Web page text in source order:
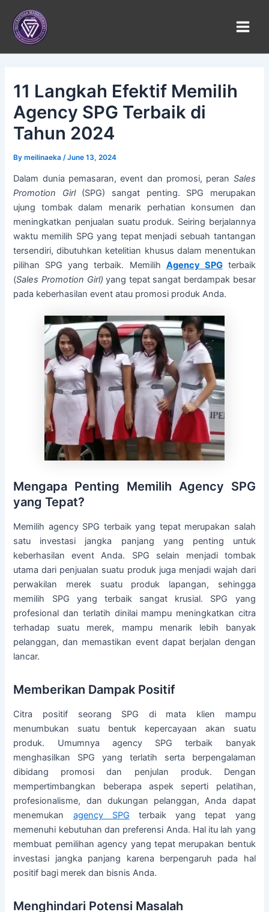
content
11 Langkah Efektif Memilih
Agency SPG Terbaik di
Tahun 2024
Bymeilinaeka/June 13, 2024
Dalam dunia pemasaran, event dan promosi, peran Sales
Promotion Girl(SPG) sangat penting. SPG merupakan
ujung tombak dalam menarik perhatian konsumen dan
meningkatkan penjualan suatu produk. Seiring berjalannya
waktu memilih SPG yang tepat menjadi sebuah tantangan
tersendiri, dibutuhkan ketelitian khusus dalam menentukan
pilihan SPG yang terbaik. Memilih Agency SPGterbaik
(Sales Promotion Girl)yang tepat sangat berdampak besar
pada keberhasilan event atau promosi produk Anda.
Mengapa Penting Memilih Agency SPG
yang Tepat?
Memilih agency SPG terbaik yang tepat merupakan salah
satu investasi jangka panjang yang penting untuk
keberhasilan event Anda. SPG selain menjadi tombak
utama dari penjualan suatu produk juga menjadi wajah dari
perwakilan merek suatu produk lapangan, sehingga
memilih SPG yang terbaik sangat krusial. SPG yang
profesional dan terlatih dinilai mampu meningkatkan citra
terhadap suatu merek, mampu menarik lebih banyak
pelanggan, dan memastikan event dapat berjalan dengan
lancar.
Memberikan Dampak Positif
Citra positif seorang SPG di mata klien mampu
menumbukan suatu bentuk kepercayaan akan suatu
produk. Umumnya agency SPG terbaik banyak
menghasilkan SPG yang terlatih serta berpengalaman
dibidang promosi dan penjulan produk. Dengan
mempertimbangkan beberapa aspek seperti pelatihan,
profesionalisme, dan dukungan pelanggan, Anda dapat
menemukan agency SPG terbaik yang tepat yang
memenuhi kebutuhan dan preferensi Anda. Hal itu lah yang
membuat pemilihan agency yang tepat merupakan bentuk
investasi jangka panjang karena berpengaruh pada hal
positif bagi merek dan bisnis Anda.
Menghindari Potensi Masalah